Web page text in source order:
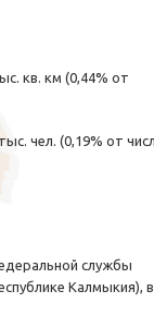
кв. км (0,44% от
чел. (0,19% от
службы
Калмыкия),